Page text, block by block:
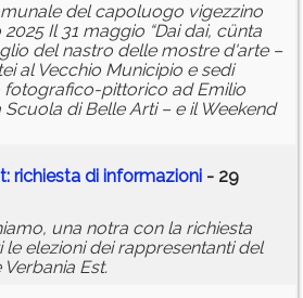
del capoluogo vigezzino
Il 31 maggio “Dai dai, cünta
del nastro delle mostre d'arte –
al Vecchio Municipio e sedi
pittorico ad Emilio
di Belle Arti – e il Weekend
richiesta di informazioni - 29
una notra con la richiesta
le elezioni dei rappresentanti del
Est.